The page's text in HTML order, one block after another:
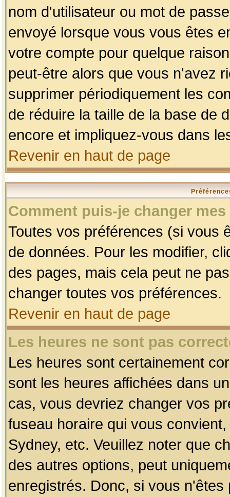
nom d'utilisateur ou mot de
envoyé lorsque vous vous êtes
votre compte pour quelque
peut-être alors que vous n'avez
supprimer périodiquement les
de réduire la taille de la base de
encore et impliquez-vous dans
Revenir en haut de page
Comment puis-je changer
Toutes vos préférences (si vous
de données. Pour les modifier,
des pages, mais cela peut ne
changer toutes vos préférences.
Revenir en haut de page
Les heures ne sont pas
Les heures sont certainement
sont les heures affichées dans
cas, vous devriez changer vos
fuseau horaire qui vous
Sydney, etc. Veuillez noter que
des autres options, peut
enregistrés. Donc, si vous